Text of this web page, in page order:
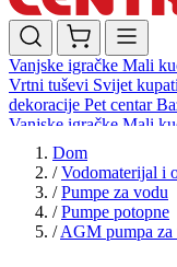
Vanjske igračke Mali
Vrtni tuševi Svijet
dekoracije Pet centar
Vanjske igračke Mali
Vrtni tuševi
dekoracijePet centar
Dom
/ Vodomaterijal i
/ Pumpe za vodu
/ Pumpe potopne
/ AGM pumpa za